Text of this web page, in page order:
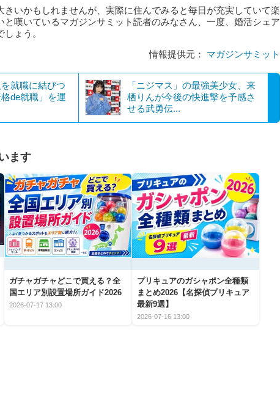
いかもしれませんが、実際に住んでみると毎日が充実していて楽
と嘆いているマガジンサミット読者のみなさん、一度、婚活シェア
ょう。
情報提供元： マガジンサミット
就職に結びつ
de就職」を運
「ニジマス」の最強美少女、来
栖りんが今後の快進撃を予感さ
せる武勇伝...
ます
ガチャガチャどこで買える？全
国エリア別設置場所ガイド2026
2026-07-17 13:00
プリキュアのガシャポン全種類
まとめ2026【名探偵プリキュア
最新9選】
2026-07-16 13:00